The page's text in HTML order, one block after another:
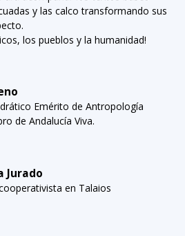
y las calco transformando sus
los pueblos y la humanidad!
Emérito de Antropología
de Andalucía Viva.
Jurado
en Talaios